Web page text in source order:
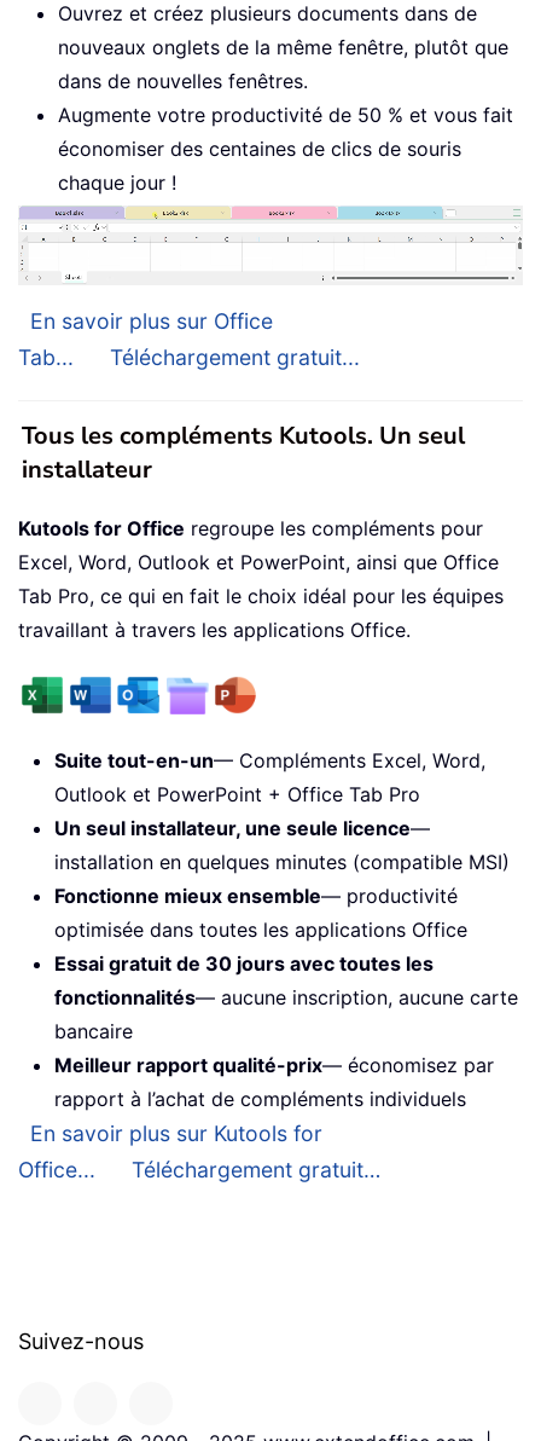
Ouvrez et créez plusieurs documents dans de
nouveaux onglets de la même fenêtre, plutôt que
dans de nouvelles fenêtres.
Augmente votre productivité de 50 % et vous fait
économiser des centaines de clics de souris
chaque jour !
En savoir plus sur Office
Tab...
Téléchargement gratuit...
Tous les compléments Kutools. Un seul
installateur
Kutools for Office regroupe les compléments pour
Excel, Word, Outlook et PowerPoint, ainsi que Office
Tab Pro, ce qui en fait le choix idéal pour les équipes
travaillant à travers les applications Office.
Suite tout-en-un— Compléments Excel, Word,
Outlook et PowerPoint + Office Tab Pro
Un seul installateur, une seule licence—
installation en quelques minutes (compatible MSI)
Fonctionne mieux ensemble— productivité
optimisée dans toutes les applications Office
Essai gratuit de 30 jours avec toutes les
fonctionnalités— aucune inscription, aucune carte
bancaire
Meilleur rapport qualité-prix— économisez par
rapport à l’achat de compléments individuels
En savoir plus sur Kutools for
Office...
Téléchargement gratuit…
Suivez-nous